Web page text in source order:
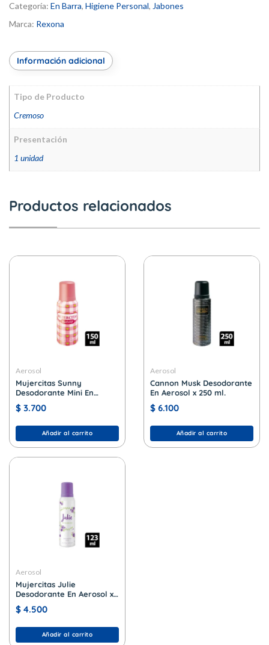
Categoría: En Barra, Higiene Personal, Jabones
Marca: Rexona
Información adicional
Tipo de Producto
Cremoso
Presentación
1 unidad
Productos relacionados
Aerosol
Mujercitas Sunny
Desodorante Mini En
Aerosol x 102 ml.
$ 3.700
Añadir al carrito
Aerosol
Cannon Musk Desodorante
En Aerosol x 250 ml.
$ 6.100
Añadir al carrito
Aerosol
Mujercitas Julie
Desodorante En Aerosol x
123 ml.
$ 4.500
Añadir al carrito